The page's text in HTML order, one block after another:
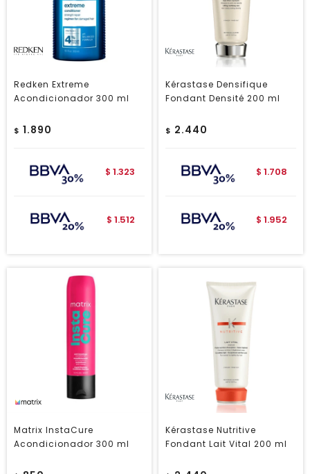
Redken Extreme
Acondicionador 300 ml
$ 1.890
$ 1.323
$ 1.512
Kérastase Densifique
Fondant Densité 200 ml
$ 2.440
$ 1.708
$ 1.952
Matrix InstaCure
Acondicionador 300 ml
Kérastase Nutritive
Fondant Lait Vital 200 ml